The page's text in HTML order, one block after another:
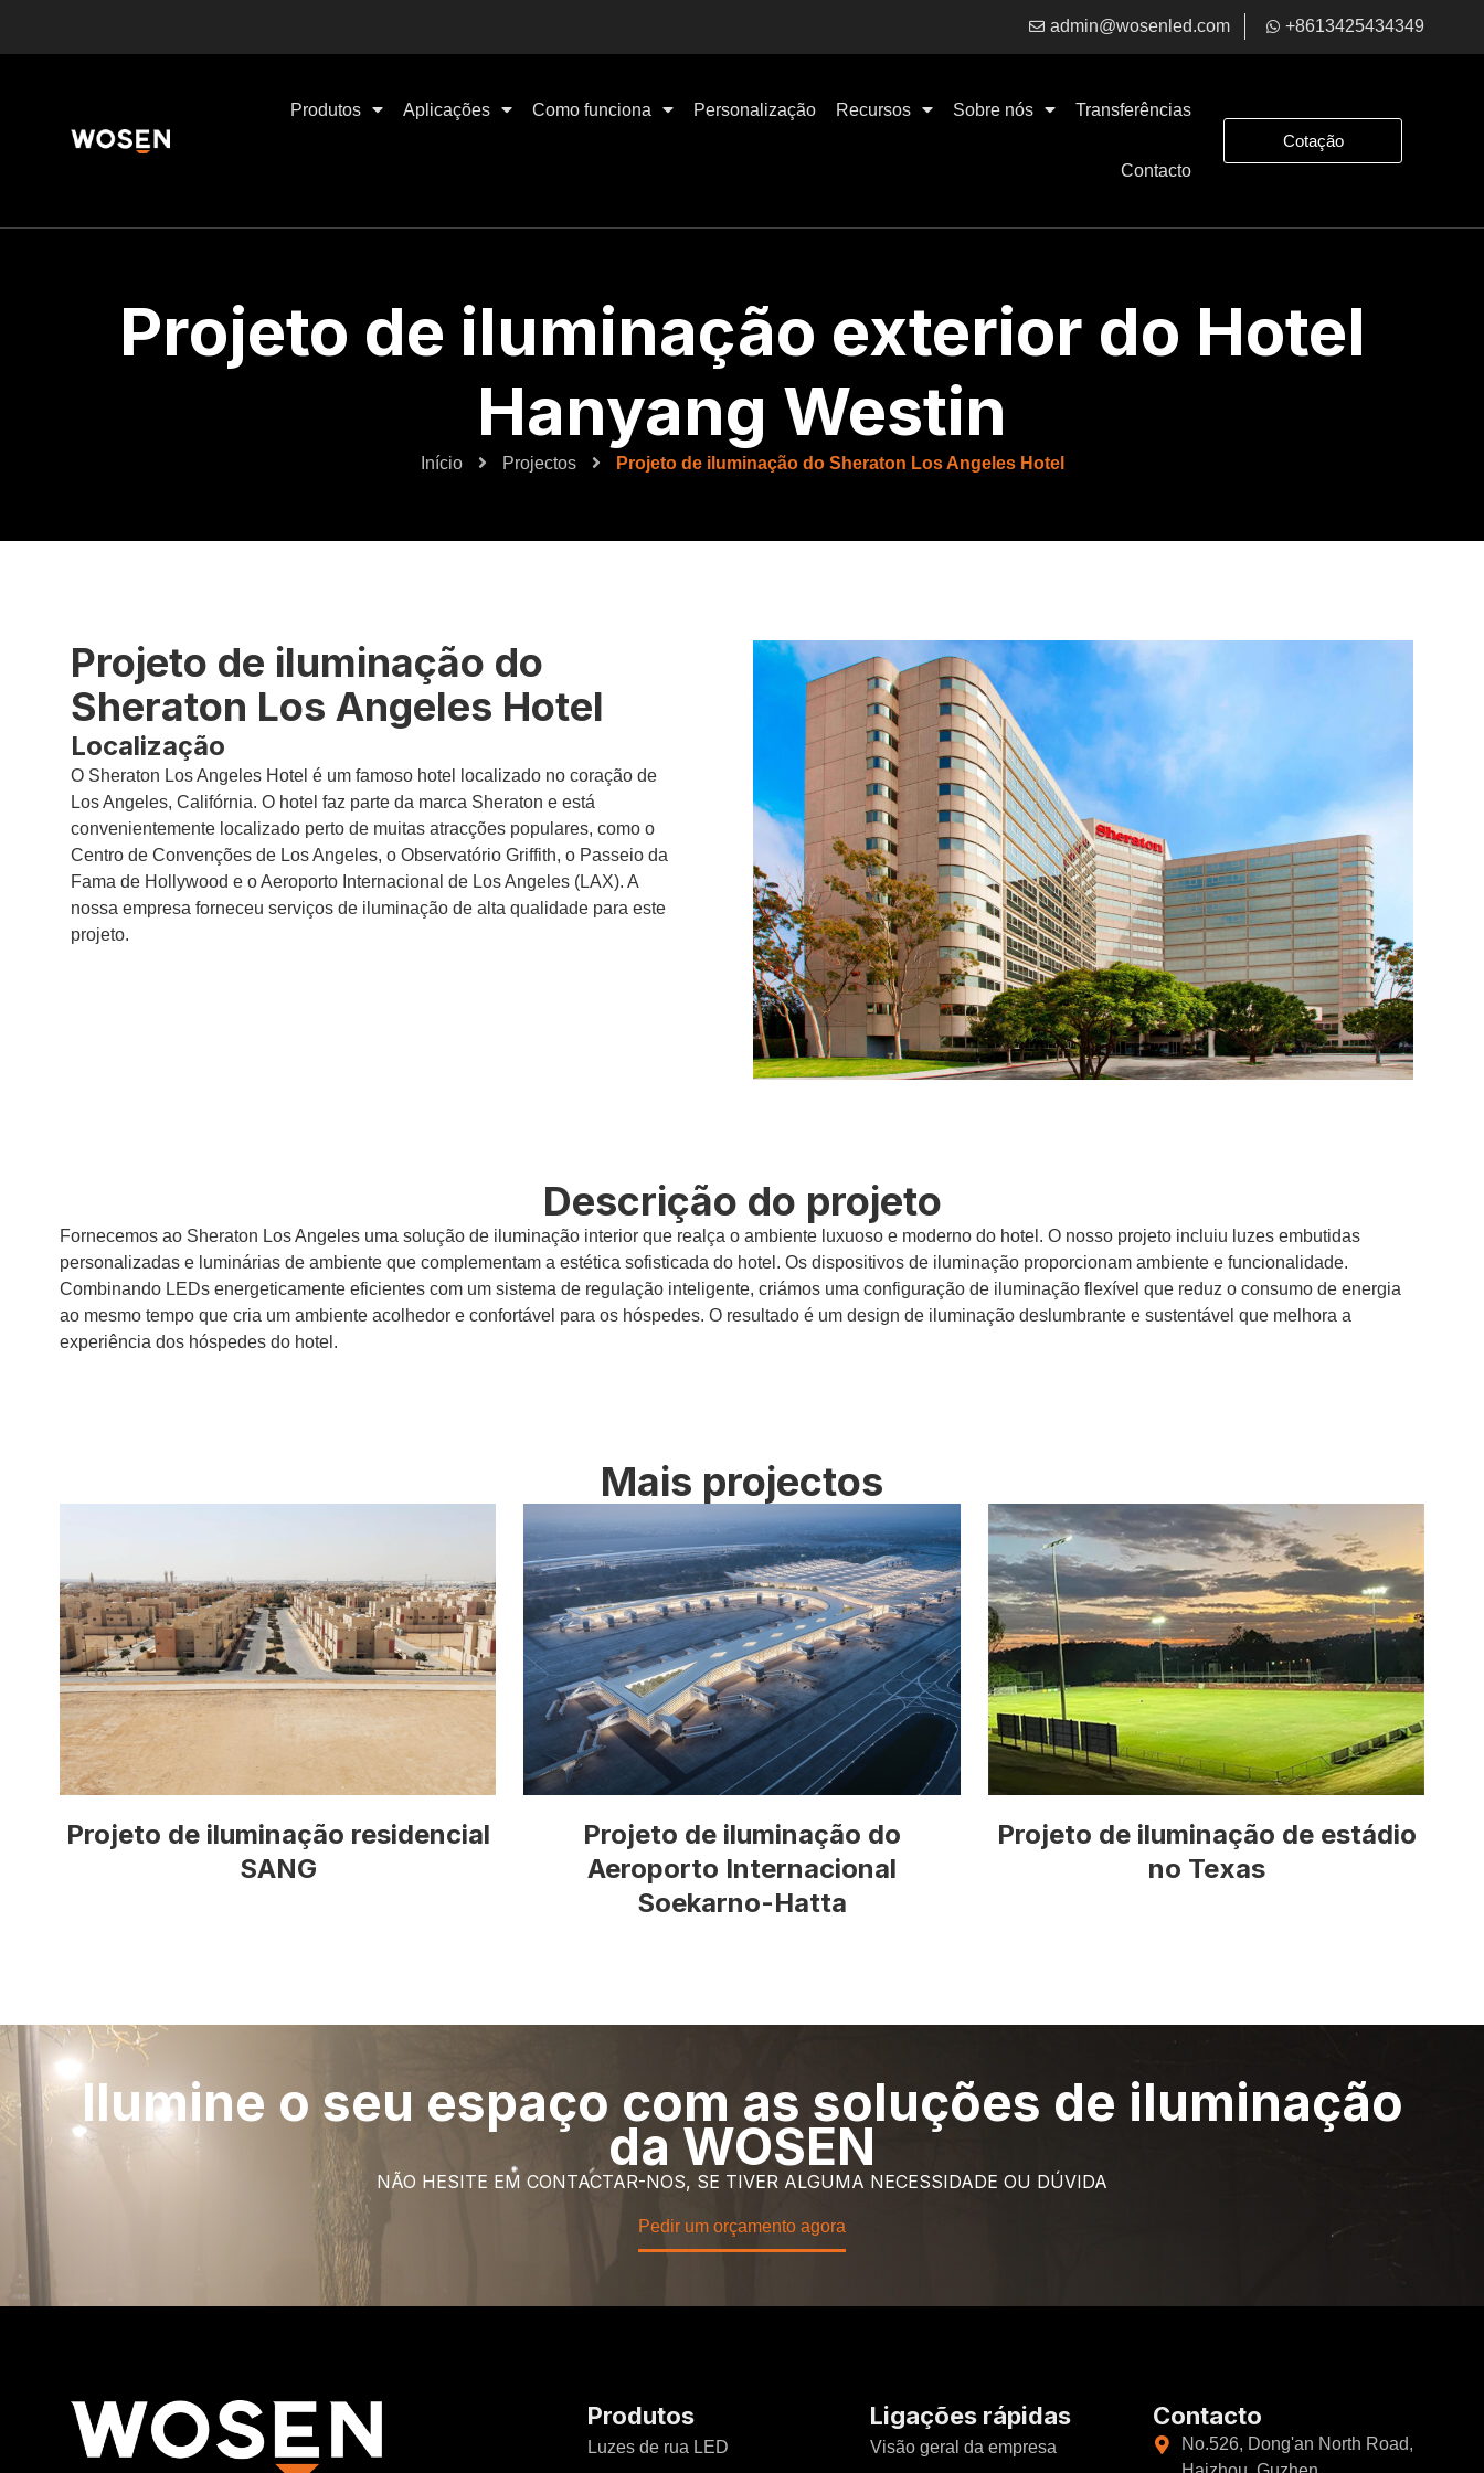
admin@wosenled.com +8613425434349
Produtos Aplicações Como funciona Personalização Recursos Sobre nós Transferências
Contacto
Cotação
Projeto de iluminação exterior do Hotel
Hanyang Westin
Início Projectos Projeto de iluminação do Sheraton Los Angeles Hotel
Projeto de iluminação do
Sheraton Los Angeles Hotel
Localização
O Sheraton Los Angeles Hotel é um famoso hotel localizado no coração de
Los Angeles, Califórnia. O hotel faz parte da marca Sheraton e está
convenientemente localizado perto de muitas atracções populares, como o
Centro de Convenções de Los Angeles, o Observatório Griffith, o Passeio da
Fama de Hollywood e o Aeroporto Internacional de Los Angeles (LAX). A
nossa empresa forneceu serviços de iluminação de alta qualidade para este
projeto.
Descrição do projeto
Fornecemos ao Sheraton Los Angeles uma solução de iluminação interior que realça o ambiente luxuoso e moderno do hotel. O nosso projeto incluiu luzes embutidas
personalizadas e luminárias de ambiente que complementam a estética sofisticada do hotel. Os dispositivos de iluminação proporcionam ambiente e funcionalidade.
Combinando LEDs energeticamente eficientes com um sistema de regulação inteligente, criámos uma configuração de iluminação flexível que reduz o consumo de energia
ao mesmo tempo que cria um ambiente acolhedor e confortável para os hóspedes. O resultado é um design de iluminação deslumbrante e sustentável que melhora a
experiência dos hóspedes do hotel.
Mais projectos
Projeto de iluminação residencial
SANG
Projeto de iluminação do
Aeroporto Internacional
Soekarno-Hatta
Projeto de iluminação de estádio
no Texas
Ilumine o seu espaço com as soluções de iluminação
da WOSEN
NÃO HESITE EM CONTACTAR-NOS, SE TIVER ALGUMA NECESSIDADE OU DÚVIDA
Pedir um orçamento agora
Produtos
Luzes de rua LED
Ligações rápidas
Visão geral da empresa
Contacto
No.526, Dong'an North Road,